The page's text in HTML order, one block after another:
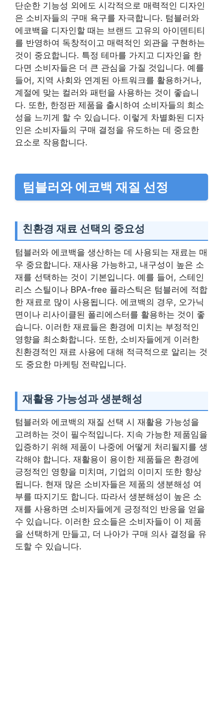
단순한 기능성 외에도 시각적으로 매력적인 디자인
은 소비자들의 구매 욕구를 자극합니다. 텀블러와
에코백을 디자인할 때는 브랜드 고유의 아이덴티티
를 반영하여 독창적이고 매력적인 외관을 구현하는
것이 중요합니다. 특정 테마를 가지고 디자인을 한
다면 소비자들은 더 큰 관심을 가질 것입니다. 예를
들어, 지역 사회와 연계된 아트워크를 활용하거나,
계절에 맞는 컬러와 패턴을 사용하는 것이 좋습니
다. 또한, 한정판 제품을 출시하여 소비자들의 희소
성을 느끼게 할 수 있습니다. 이렇게 차별화된 디자
인은 소비자들의 구매 결정을 유도하는 데 중요한
요소로 작용합니다.
텀블러와 에코백 재질 선정
친환경 재료 선택의 중요성
텀블러와 에코백을 생산하는 데 사용되는 재료는 매
우 중요합니다. 재사용 가능하고, 내구성이 높은 소
재를 선택하는 것이 기본입니다. 예를 들어, 스테인
리스 스틸이나 BPA-free 플라스틱은 텀블러에 적합
한 재료로 많이 사용됩니다. 에코백의 경우, 오가닉
면이나 리사이클된 폴리에스터를 활용하는 것이 좋
습니다. 이러한 재료들은 환경에 미치는 부정적인
영향을 최소화합니다. 또한, 소비자들에게 이러한
친환경적인 재료 사용에 대해 적극적으로 알리는 것
도 중요한 마케팅 전략입니다.
재활용 가능성과 생분해성
텀블러와 에코백의 재질 선택 시 재활용 가능성을
고려하는 것이 필수적입니다. 지속 가능한 제품임을
입증하기 위해 제품이 나중에 어떻게 처리될지를 생
각해야 합니다. 재활용이 용이한 제품들은 환경에
긍정적인 영향을 미치며, 기업의 이미지 또한 향상
됩니다. 현재 많은 소비자들은 제품의 생분해성 여
부를 따지기도 합니다. 따라서 생분해성이 높은 소
재를 사용하면 소비자들에게 긍정적인 반응을 얻을
수 있습니다. 이러한 요소들은 소비자들이 이 제품
을 선택하게 만들고, 더 나아가 구매 의사 결정을 유
도할 수 있습니다.